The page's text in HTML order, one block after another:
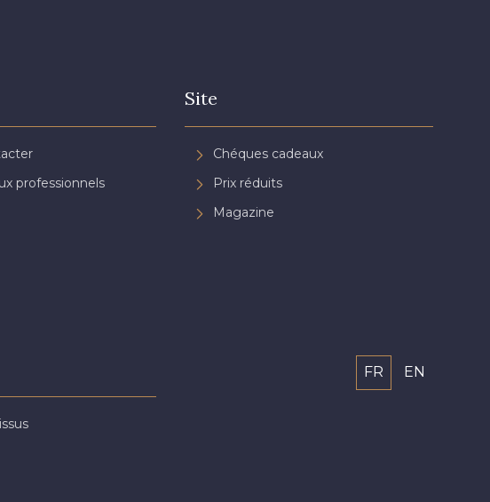
professionnels
Site
Chéques cadeaux
Prix réduits
Magazine
FR EN